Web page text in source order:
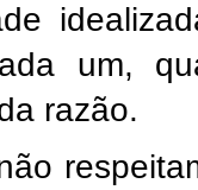
um,
razão.